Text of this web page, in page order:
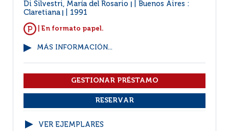
Di Silvestri, María del Rosario
Buenos Aires :
Claretiana
1991
| En formato papel.
MÁS INFORMACIÓN...
VER EJEMPLARES